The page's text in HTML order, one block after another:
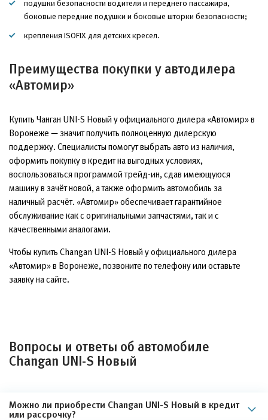
подушки безопасности водителя и переднего пассажира,
боковые передние подушки и боковые шторки безопасности;
крепления ISOFIX для детских кресел.
Преимущества покупки у автодилера
«Автомир»
Купить Чанган UNI-S Новый у официального дилера «Автомир» в
Воронеже — значит получить полноценную дилерскую
поддержку. Специалисты помогут выбрать авто из наличия,
оформить покупку в кредит на выгодных условиях,
воспользоваться программой трейд-ин, сдав имеющуюся
машину в зачёт новой, а также оформить автомобиль за
наличный расчёт. «Автомир» обеспечивает гарантийное
обслуживание как с оригинальными запчастями, так и с
качественными аналогами.
Чтобы купить Changan UNI-S Новый у официального дилера
«Автомир» в Воронеже, позвоните по телефону или оставьте
заявку на сайте.
Вопросы и ответы об автомобиле
Changan UNI-S Новый
Можно ли приобрести Changan UNI-S Новый в кредит
или рассрочку?